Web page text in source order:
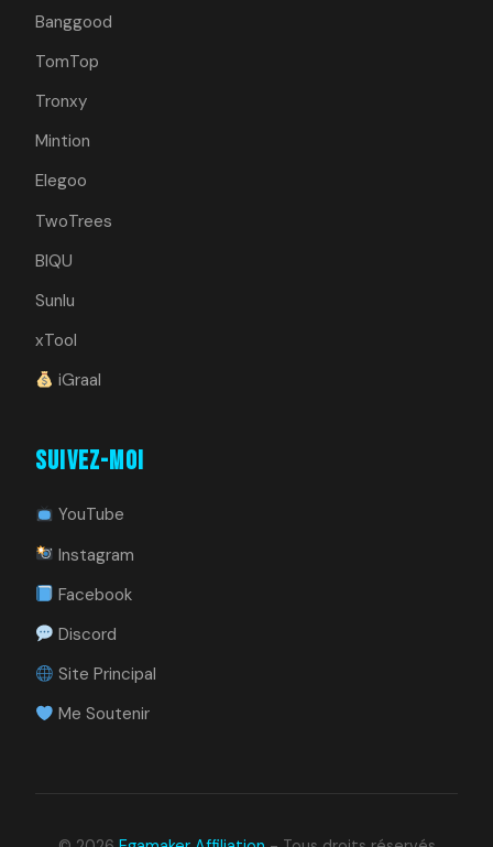
Banggood
TomTop
Tronxy
Mintion
Elegoo
TwoTrees
BIQU
Sunlu
xTool
iGraal
Suivez-moi
YouTube
Instagram
Facebook
Discord
Site Principal
Me Soutenir